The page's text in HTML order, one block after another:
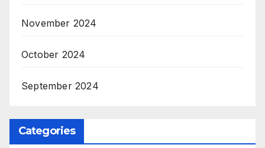
November 2024
October 2024
September 2024
Categories